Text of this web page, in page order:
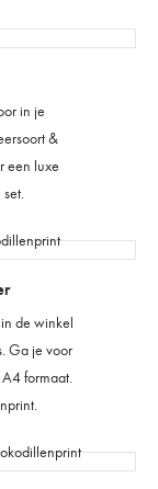
in je
&
een luxe
de winkel
Ga je voor
formaat.